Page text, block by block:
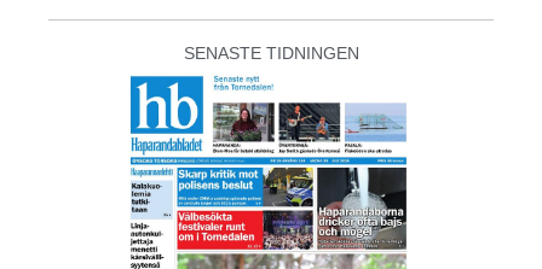
SENASTE TIDNINGEN